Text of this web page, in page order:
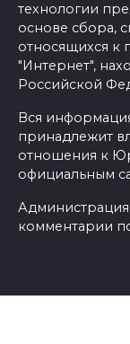
технологии
основе сбора,
относящихся к
"Интернет",
Российской
Вся
принадлежит
отношения к
официальным
Администрация
комментарии